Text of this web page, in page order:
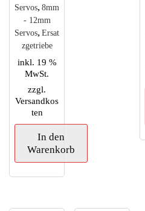
Servos, 8mm
- 12mm
Servos, Ersat
zgetriebe
inkl. 19 %
MwSt.
zzgl.
Versandkos
ten
In den
Warenkorb